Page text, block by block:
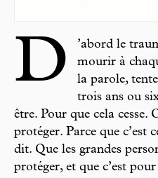
D
’abord le
mourir à
la parole,
trois ans ou
être. Pour que cela cesse.
protéger. Parce que c’est
dit. Que les grandes
protéger, et que c’est